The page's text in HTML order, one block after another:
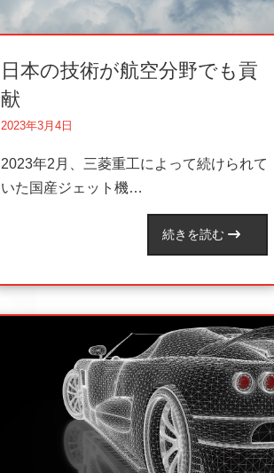
日本の技術が航空分野でも貢
献
2023年3月4日
2023年2月、三菱重工によって続けられて
いた国産ジェット機…
続きを読む